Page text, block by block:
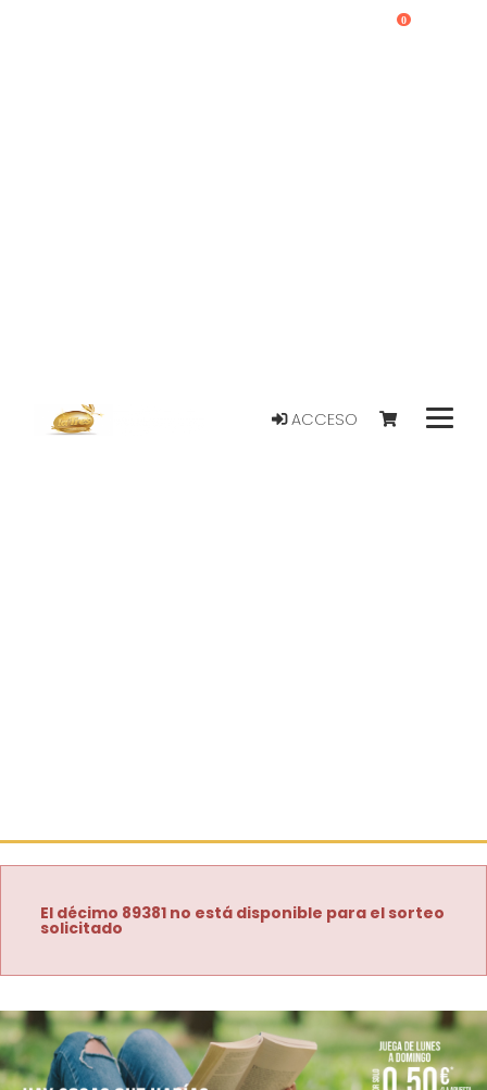
ACCESO
0
El décimo 89381 no está disponible para el sorteo
solicitado